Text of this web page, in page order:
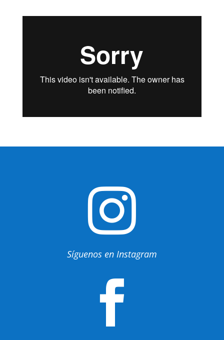

Síguenos en Instagram
